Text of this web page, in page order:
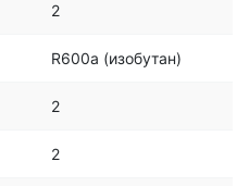
2
R600a (изобутан)
2
2